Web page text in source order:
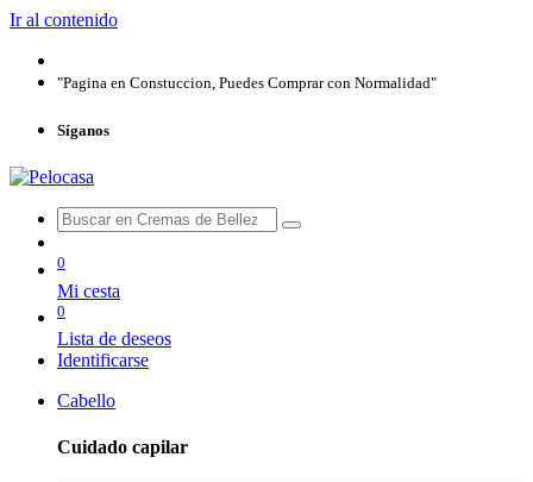
Ir al contenido
"Pagina en Constuccion, Puedes Comprar con Normalidad"
Síganos
0
Mi cesta
0
Lista de deseos
Identificarse
Cabello
Cuidado capilar